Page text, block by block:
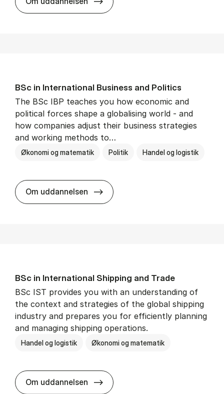
BSc in In­ter­na­tion­al Busi­ness and Polit­ics
The BSc IBP teaches you how economic and
political forces shape a globalising world - and
how companies adjust their business strategies
and working methods to…
Økonomi og matematik Politik Handel og logistik
Om uddannelsen BSc in In­ter­na­tion­al Busi­ness
BSc in In­ter­na­tion­al Ship­ping and Trade
BSc IST provides you with an understanding of
the context and strategies of the global shipping
industry and prepares you for efficiently planning
and managing shipping operations.
Handel og logistik Økonomi og matematik
Om uddannelsen BSc in In­ter­na­tion­al Ship­ping